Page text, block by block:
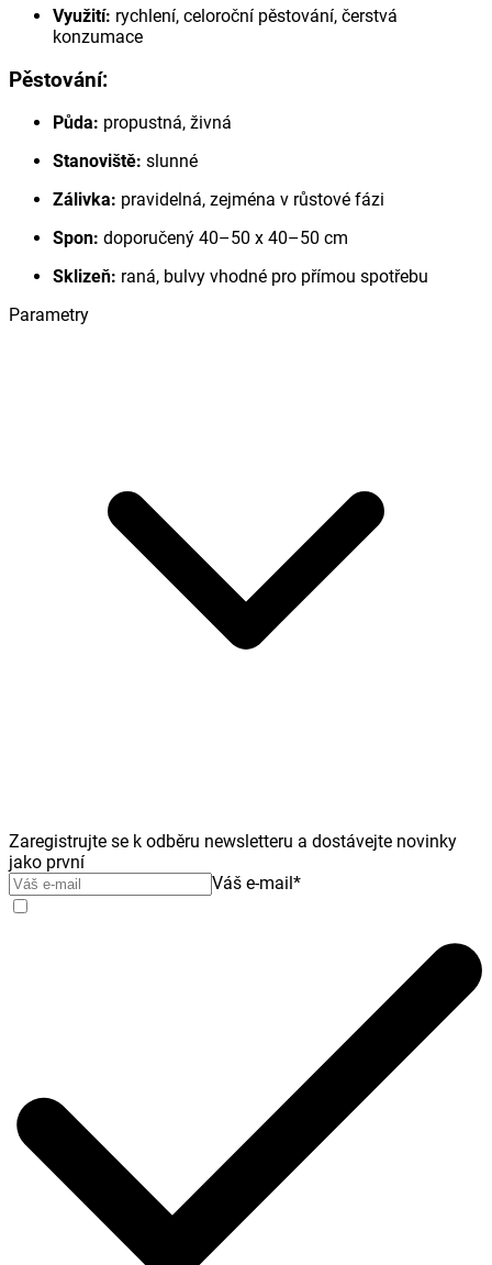
Využití: rychlení, celoroční pěstování, čerstvá
konzumace
Pěstování:
Půda: propustná, živná
Stanoviště: slunné
Zálivka: pravidelná, zejména v růstové fázi
Spon: doporučený 40–50 x 40–50 cm
Sklizeň: raná, bulvy vhodné pro přímou spotřebu
Parametry
Zaregistrujte se k odběru newsletteru a dostávejte novinky
jako první
Váš e-mail *